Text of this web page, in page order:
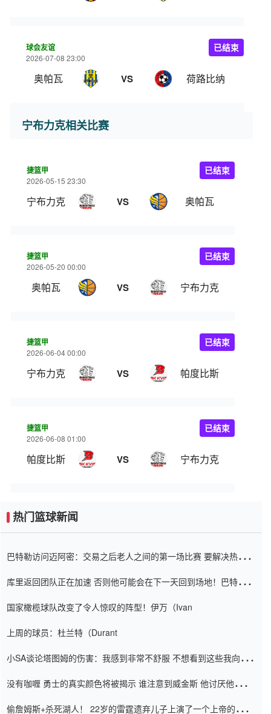
球会友谊
2026-07-08 23:00
奥帕瓦 VS 荷路比纳
已结束
宁布力克相关比赛
捷篮甲
2026-05-15 23:30
宁布力克 VS 奥帕瓦
已结束
捷篮甲
2026-05-20 00:00
奥帕瓦 VS 宁布力克
已结束
捷篮甲
2026-06-04 00:00
宁布力克 VS 帕度比斯
已结束
捷篮甲
2026-06-08 01:00
帕度比斯 VS 宁布力克
已结束
热门篮球新闻
巴特勒访问迈阿密：交易之后老人之间的第一场比赛 要解决热情的
库里返回团队正在加速 否则他可能会在下一天回到场地！巴特勒迈
国家橄榄球队改变了令人惊叹的阵型！伊万（Ivan
上周的球员：杜兰特（Durant
小SA谈论塔图姆的伤害：我感到非常不舒服 不想看到这些我向他
没有咖喱 勇士的真实颜色将被揭示 谁注意到威金斯 他讨厌他的老
偷詹姆斯+杀死湖人！ 22岁的雷霆遗弃儿子上演了一个上帝的剧